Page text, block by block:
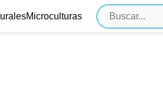
Microculturas